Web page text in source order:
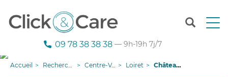
T
09 78 38 38 38 — 9h-19h 7j/7
Accueil Recherche aide à domicile Centre-Val de Loire Loiret Châteauneuf-sur-Loire